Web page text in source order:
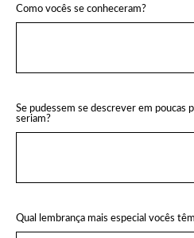
Como vocês se conheceram?
Se pudessem se descrever em poucas
seriam?
Qual lembrança mais especial vocês